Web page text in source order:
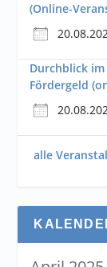
(Online-
Durchblick im
Fördergeld
alle